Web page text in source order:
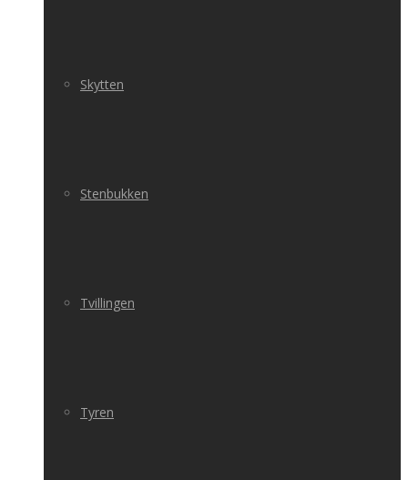
Skytten
Stenbukken
Tvillingen
Tyren